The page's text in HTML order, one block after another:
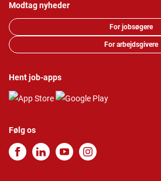
Modtag nyheder
For jobsøgere
For arbejdsgivere
Hent job-apps
Følg os